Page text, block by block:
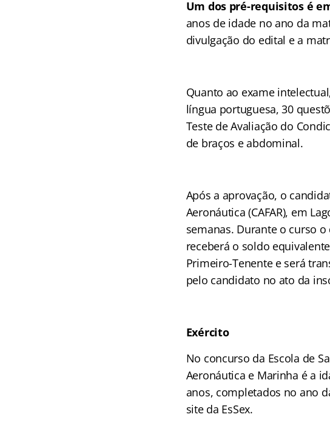
Um dos pré-requisitos é
anos de idade no ano da
divulgação do edital e a
Quanto ao exame
língua portuguesa, 30
Teste de Avaliação do
de braços e abdominal.
Após a aprovação, o
Aeronáutica (CAFAR), em
semanas. Durante o curso
receberá o soldo
Primeiro-Tenente e será
pelo candidato no ato da
Exército
No concurso da Escola de
Aeronáutica e Marinha é a
anos, completados no ano
site da EsSex.